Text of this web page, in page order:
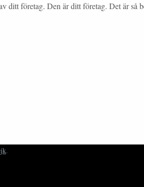
ditt företag. Den är ditt företag. Det är så
.